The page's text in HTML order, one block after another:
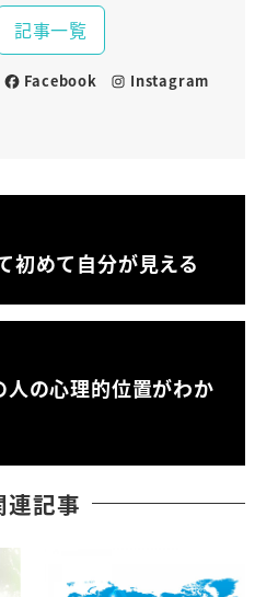
記事一覧
Facebook
Instagram
初めて自分が見える
の心理的位置がわか
連記事